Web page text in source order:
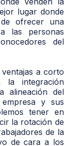
lugar donde
ofrecer una
las personas
del
a corto
la integración
alineación del
y sus
tener en
la rotación de
de la
de cara a los